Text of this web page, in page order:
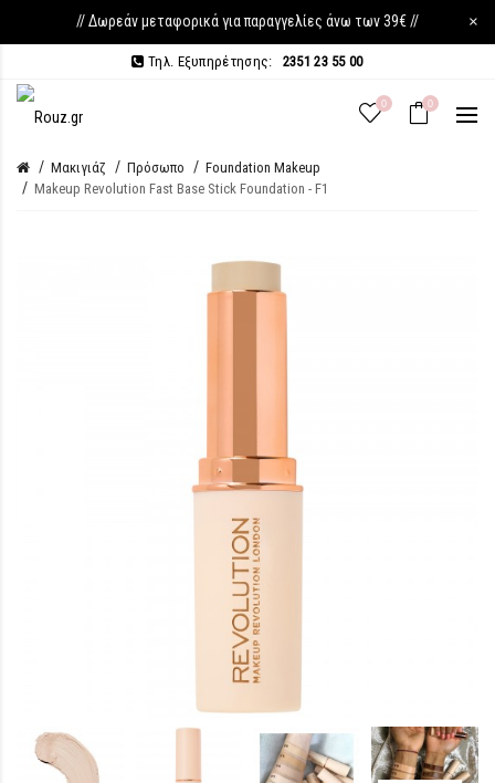
// Δωρεάν μεταφορικά για παραγγελίες άνω των 39€ // ×
Τηλ. Εξυπηρέτησης: 2351 23 55 00
0 0
Μακιγιάζ Πρόσωπο
Foundation Makeup
Makeup Revolution Fast Base Stick Foundation - F1